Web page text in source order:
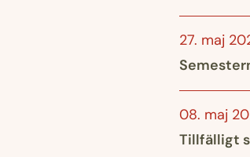
27. maj
08. maj
Tillfälligt